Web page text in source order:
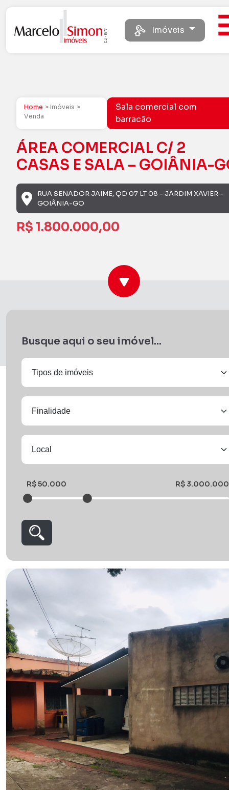
Imóveis
Home > Imóveis >
Venda
Sala comercial com
barracão
ÁREA COMERCIAL C/ 2
CASAS E SALA – GOIÂNIA-
RUA SENADOR JAIME, QD 07 LT 08 - JARDIM XAVIER -
GOIÂNIA-GO
R$ 1.800.000,00
Busque aqui o seu imóvel...
R$ 50.000 R$ 3.000.000